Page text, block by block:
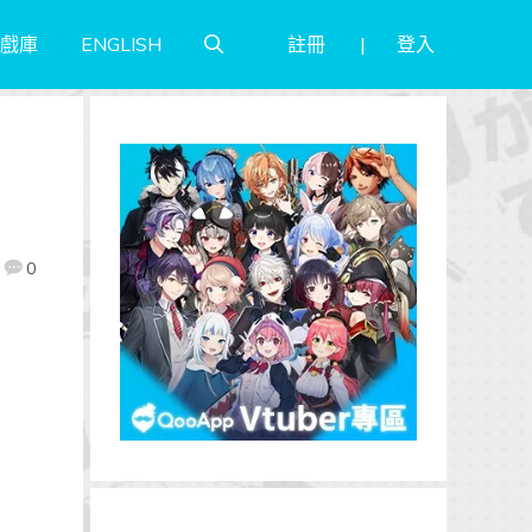
庫 ENGLISH 註冊 登入
0